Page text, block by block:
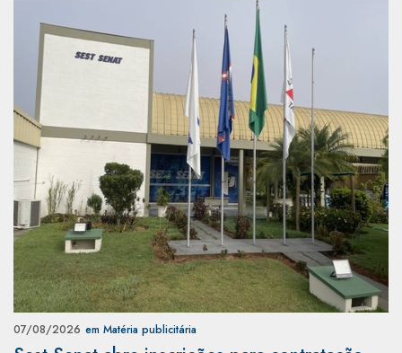
07/08/2026 em Matéria publicitária